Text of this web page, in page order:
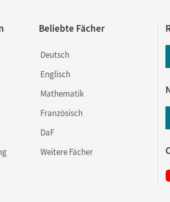
Beliebte Fächer
Deutsch
Englisch
Mathematik
Französisch
DaF
Weitere Fächer